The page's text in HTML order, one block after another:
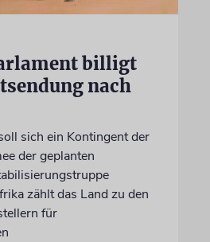
billigt
nach
sich ein Kontingent der
der geplanten
zählt das Land zu den
für